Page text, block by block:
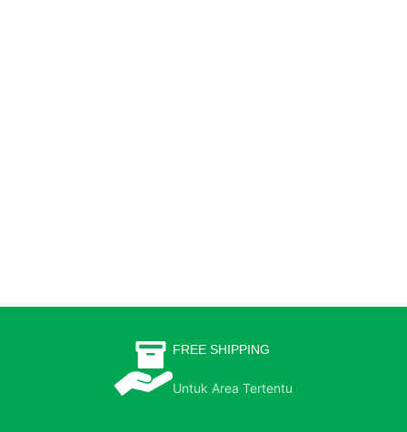
FREE SHIPPING
Untuk Area Tertentu